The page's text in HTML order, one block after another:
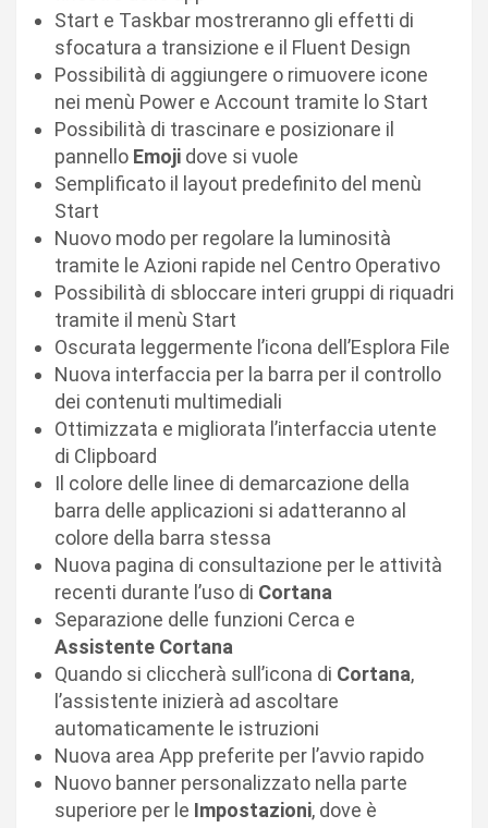
Start e Taskbar mostreranno gli effetti di
sfocatura a transizione e il Fluent Design
Possibilità di aggiungere o rimuovere icone
nei menù Power e Account tramite lo Start
Possibilità di trascinare e posizionare il
pannello Emoji dove si vuole
Semplificato il layout predefinito del menù
Start
Nuovo modo per regolare la luminosità
tramite le Azioni rapide nel Centro Operativo
Possibilità di sbloccare interi gruppi di riquadri
tramite il menù Start
Oscurata leggermente l’icona dell’Esplora File
Nuova interfaccia per la barra per il controllo
dei contenuti multimediali
Ottimizzata e migliorata l’interfaccia utente
di Clipboard
Il colore delle linee di demarcazione della
barra delle applicazioni si adatteranno al
colore della barra stessa
Nuova pagina di consultazione per le attività
recenti durante l’uso di Cortana
Separazione delle funzioni Cerca e
Assistente Cortana
Quando si cliccherà sull’icona di Cortana,
l’assistente inizierà ad ascoltare
automaticamente le istruzioni
Nuova area App preferite per l’avvio rapido
Nuovo banner personalizzato nella parte
superiore per le Impostazioni, dove è